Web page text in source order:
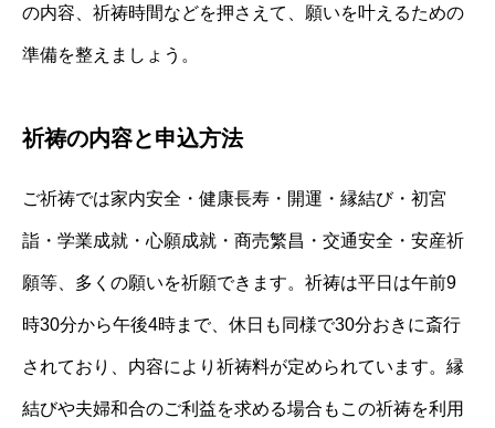
の内容、祈祷時間などを押さえて、願いを叶えるための
準備を整えましょう。
祈祷の内容と申込方法
ご祈祷では家内安全・健康長寿・開運・縁結び・初宮
詣・学業成就・心願成就・商売繁昌・交通安全・安産祈
願等、多くの願いを祈願できます。祈祷は平日は午前9
時30分から午後4時まで、休日も同様で30分おきに斎行
されており、内容により祈祷料が定められています。縁
結びや夫婦和合のご利益を求める場合もこの祈祷を利用